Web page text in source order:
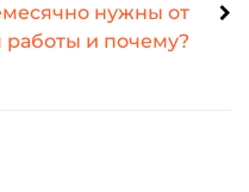
нужны от
работы и почему?